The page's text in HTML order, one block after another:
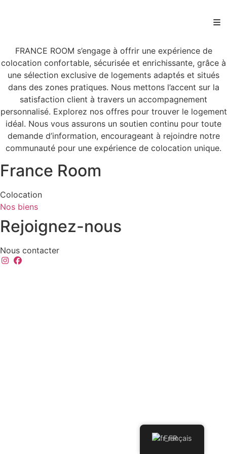
FRANCE ROOM s’engage à offrir une expérience de
colocation confortable, sécurisée et enrichissante, grâce à
une sélection exclusive de logements adaptés et situés
dans des zones pratiques. Nous mettons l’accent sur la
satisfaction client à travers un accompagnement
personnalisé. Explorez nos offres pour trouver le logement
idéal. Nous vous assurons un soutien continu pour toute
demande d’information, encourageant à rejoindre notre
communauté pour une expérience de colocation unique.
France Room
Colocation
Nos biens
Rejoignez-nous
Nous contacter
Français